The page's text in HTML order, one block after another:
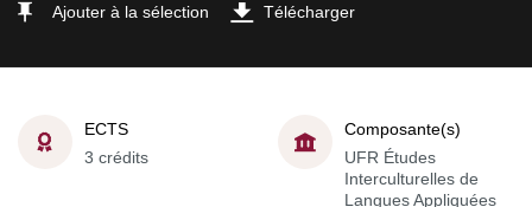
Ajouter à la sélection Télécharger
ECTS
3 crédits
Composante(s)
UFR Études
Interculturelles de
Langues Appliquées